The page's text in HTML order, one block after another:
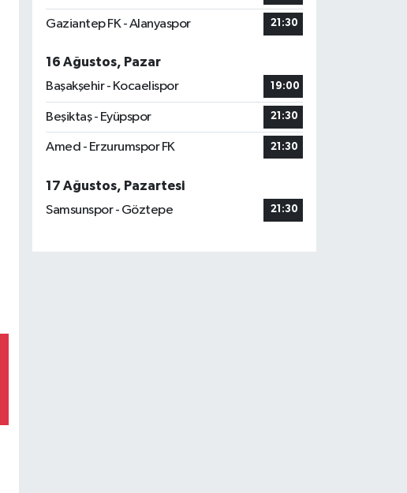
Gaziantep FK - Alanyaspor 21:30
16 Ağustos, Pazar
Başakşehir - Kocaelispor
19:00
Beşiktaş - Eyüpspor 21:30
Amed - Erzurumspor FK 21:30
17 Ağustos, Pazartesi
Samsunspor - Göztepe
21:30